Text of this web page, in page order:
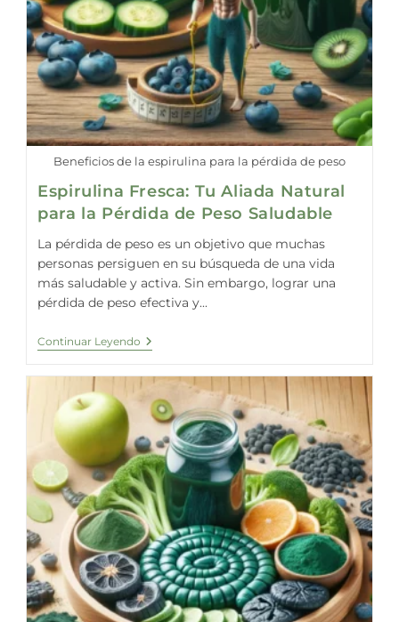
Beneficios de la espirulina para la pérdida de peso
Espirulina Fresca: Tu Aliada Natural
para la Pérdida de Peso Saludable
La pérdida de peso es un objetivo que muchas
personas persiguen en su búsqueda de una vida
más saludable y activa. Sin embargo, lograr una
pérdida de peso efectiva y...
Continuar Leyendo Espirulina
Fresca:
Aliada
Natural
Para
La
Pérdida
De
Peso
Saludable